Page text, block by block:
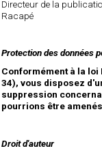
Directeur de la
Racapé
Protection des données
Conformément à la
34), vous disposez
suppression
pourrions être
Droit d'auteur